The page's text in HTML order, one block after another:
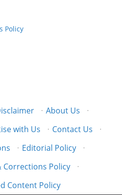
Policy
· About Us
·
with Us · Contact Us
·
· Editorial Policy
·
Corrections Policy
·
Content Policy